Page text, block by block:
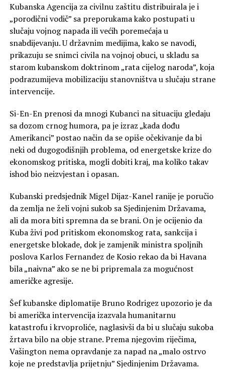
Kubanska Agencija za civilnu zaštitu distribuirala je i
„porodični vodič” sa preporukama kako postupati u
slučaju vojnog napada ili većih poremećaja u
snabdijevanju. U državnim medijima, kako se navodi,
prikazuju se snimci civila na vojnoj obuci, u skladu sa
starom kubanskom doktrinom „rata cijelog naroda”, koja
podrazumijeva mobilizaciju stanovništva u slučaju strane
intervencije.
Si-En-En prenosi da mnogi Kubanci na situaciju gledaju
sa dozom crnog humora, pa je izraz „kada dođu
Amerikanci” postao način da se opiše očekivanje da bi
neki od dugogodišnjih problema, od energetske krize do
ekonomskog pritiska, mogli dobiti kraj, ma koliko takav
ishod bio neizvjestan i opasan.
Kubanski predsjednik Migel Dijaz-Kanel ranije je poručio
da zemlja ne želi vojni sukob sa Sjedinjenim Državama,
ali da mora biti spremna da se brani. On je ocijenio da
Kuba živi pod pritiskom ekonomskog rata, sankcija i
energetske blokade, dok je zamjenik ministra spoljnih
poslova Karlos Fernandez de Kosio rekao da bi Havana
bila „naivna” ako se ne bi pripremala za mogućnost
američke agresije.
Šef kubanske diplomatije Bruno Rodrigez upozorio je da
bi američka intervencija izazvala humanitarnu
katastrofu i krvoproliće, naglasivši da bi u slučaju sukoba
žrtava bilo na obje strane. Prema njegovim riječima,
Vašington nema opravdanje za napad na „malo ostrvo
koje ne predstavlja prijetnju” Sjedinjenim Državama.